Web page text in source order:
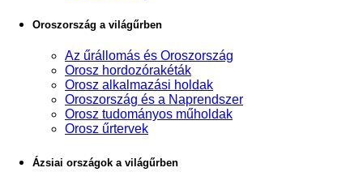
Oroszország a világűrben
Az űrállomás és Oroszország
Orosz hordozórakéták
Orosz alkalmazási holdak
Oroszország és a Naprendszer
Orosz tudományos műholdak
Orosz űrtervek
Ázsiai országok a világűrben